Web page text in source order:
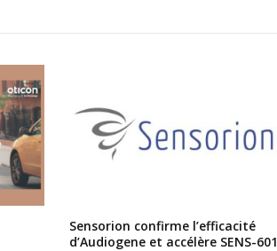
Sensorion confirme l’efficacité
d’Audiogene et accélère SENS-601